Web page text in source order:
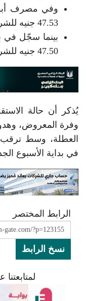
وفي مصرف أبو
47.53 جنيه للشراء و47.63 جنيه للبيع.
بينما سجّل في
47.50 جنيه للشراء و47.60 جنيه للبيع.
يُذكر أن حالة
وفرة المعروض،
العطلة، وسط
في بداية الأسبوع
الرابط المختصر
نسخ الرابط